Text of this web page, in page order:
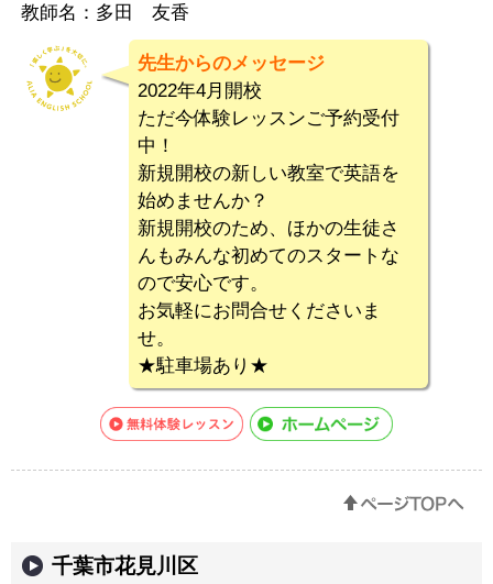
教師名： 多田 友香
先生からのメッセージ
2022年4月開校
ただ今体験レッスンご予約受付
中！
新規開校の新しい教室で英語を
始めませんか？
新規開校のため、ほかの生徒さ
んもみんな初めてのスタートな
ので安心です。
お気軽にお問合せくださいま
せ。
★駐車場あり★
千葉市花見川区